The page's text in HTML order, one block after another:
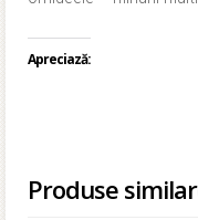
Apreciază:
Produse